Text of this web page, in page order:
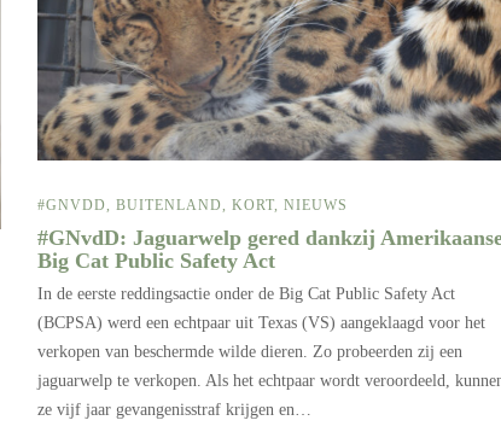
#GNVDD, BUITENLAND, KORT, NIEUWS
#GNvdD: Jaguarwelp gered dankzij
Big Cat Public Safety Act
In de eerste reddingsactie onder de Big Cat Public Safety Act
(BCPSA) werd een echtpaar uit Texas (VS) aangeklaagd voor het
verkopen van beschermde wilde dieren. Zo probeerden zij een
jaguarwelp te verkopen. Als het echtpaar wordt veroordeeld,
ze vijf jaar gevangenisstraf krijgen en…